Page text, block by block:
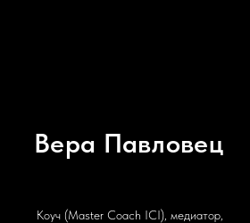
Вера Павловец
Коуч (Master Coach ICI), медиатор,